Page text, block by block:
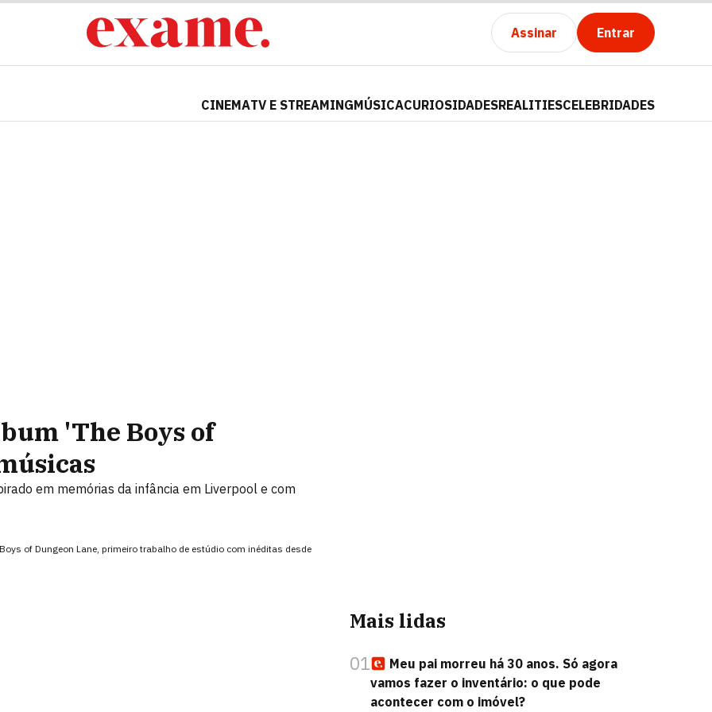
Assinar Entrar
CINEMATV E STREAMINGMÚSICACURIOSIDADESREALITIESCELEBRIDADES
'The Boys of
em memórias da infância em Liverpool e com
of Dungeon Lane, primeiro trabalho de estúdio com inéditas desde
Mais lidas
01
Meu pai morreu há 30 anos. Só agora
vamos fazer o inventário: o que pode
acontecer com o imóvel?